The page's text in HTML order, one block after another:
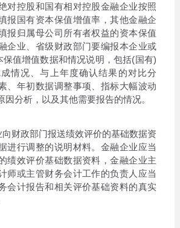
对控股和国有相对控股金融企业按照
报国有资本保值增值率，其他金融企
报归属母公司所有者权益的资本保值
企业、省级财政部门要编报本企业或
值增值数据和情况说明，包括(国有)
情况、与上年度确认结果的对比分
、年初数据调整事项、指标大幅波动
因分析，以及其他需要报告的情况。
政部门报送绩效评价的基础数据资
进行调整的说明材料。金融企业应当
绩效评价基础数据资料，金融企业主
师或主管财务会计工作的负责人应当
会计报告和相关评价基础资料的真实